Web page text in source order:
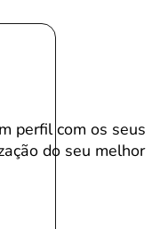
perfil com os seus
do seu melhor